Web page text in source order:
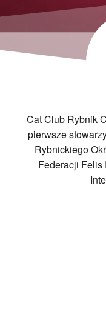
Cat Club Rybnik
pierwsze
Rybnickiego
Federacji Felis